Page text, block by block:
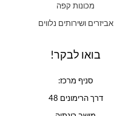
מכונות קפה
אביזרים ושירותים נלווים
בואו לבקר!
סניף מרכז:
דרך הרימונים 48